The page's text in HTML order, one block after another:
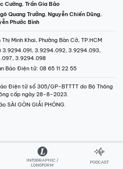
Minh Khai, Phường Bàn Cờ, TP.HCM
3.9294.091, 3.9294.092, 3.9294.093,
3.9294.098
Báo Điện tử: 08 65 11 22 55
Điện tử số 305/GP-BTTTT do Bộ Thông
cấp ngày 28-8-2023.
SÀI GÒN GIẢI PHÓNG.